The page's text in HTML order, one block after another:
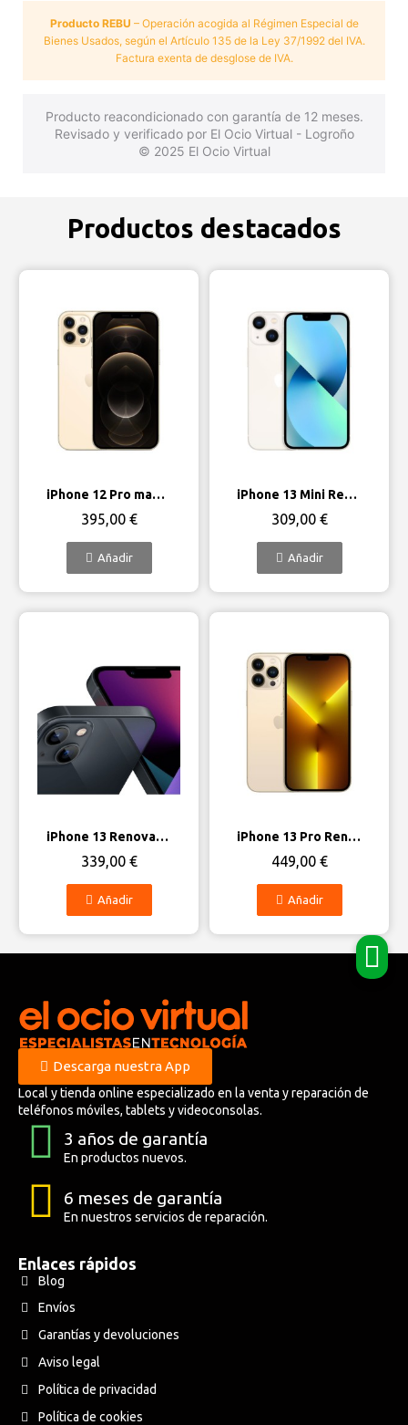
Producto REBU – Operación acogida al Régimen Especial de
Bienes Usados, según el Artículo 135 de la Ley 37/1992 del IVA.
Factura exenta de desglose de IVA.
Producto reacondicionado con garantía de 12 meses.
Revisado y verificado por El Ocio Virtual - Logroño
© 2025 El Ocio Virtual
Productos destacados
Vista rápida iPhone 12 Pro max 256GB 5G Renovado - Estado Excelente
395,00 €
Añadir
Vista rápida iPhone 13 Mini Renovado - Estado Excelente
309,00 €
Añadir
Vista rápida iPhone 13 Renovado - Estado Excelente
339,00 €
Añadir
Vista rápida iPhone 13 Pro Renovado - Estado Excelente
449,00 €
Añadir
Descarga nuestra App
Local y tienda online especializado en la venta y reparación de
teléfonos móviles, tablets y videoconsolas.
3 años de garantía
En productos nuevos.
6 meses de garantía
En nuestros servicios de reparación.
Enlaces rápidos
Blog
Envíos
Garantías y devoluciones
Aviso legal
Política de privacidad
Política de cookies